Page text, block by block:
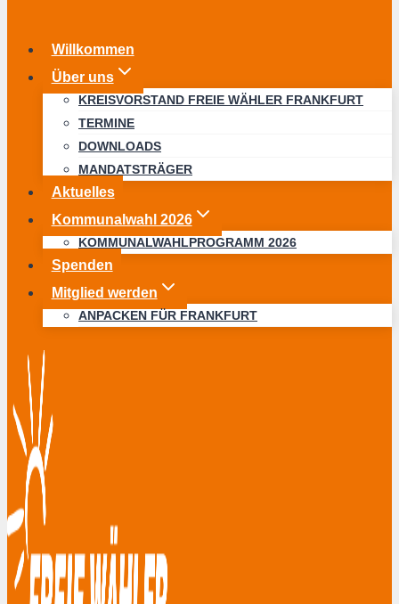
Willkommen
Über uns
KREISVORSTAND FREIE WÄHLER FRANKFURT
TERMINE
DOWNLOADS
MANDATSTRÄGER
Aktuelles
Kommunalwahl 2026
KOMMUNALWAHLPROGRAMM 2026
Spenden
Mitglied werden
ANPACKEN FÜR FRANKFURT